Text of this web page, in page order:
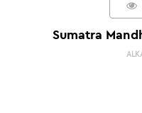
Sumatra